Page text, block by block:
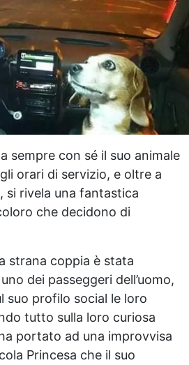
sempre con sé il suo animale
orari di servizio, e oltre a
si rivela una fantastica
che decidono di
strana coppia è stata
dei passeggeri dell’uomo,
suo profilo social le loro
tutto sulla loro curiosa
portato ad una improvvisa
Princesa che il suo